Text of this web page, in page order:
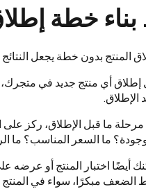
المنتج بدون خطة يجعل
إطلاق أي منتج جديد في
الإطلاق.
ما قبل الإطلاق، ركز على
ما السعر المناسب؟ ما
أيضًا اختبار المنتج أو
الضعف مبكرًا، سواء في